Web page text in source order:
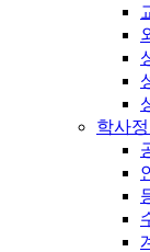
학사정